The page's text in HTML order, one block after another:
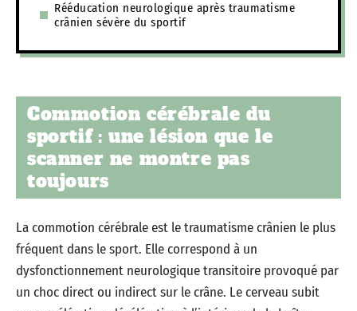
Rééducation neurologique après traumatisme
crânien sévère du sportif
Commotion cérébrale du
sportif : une lésion que le
scanner ne montre pas
toujours
La commotion cérébrale est le traumatisme crânien le plus
fréquent dans le sport. Elle correspond à un
dysfonctionnement neurologique transitoire provoqué par
un choc direct ou indirect sur le crâne. Le cerveau subit